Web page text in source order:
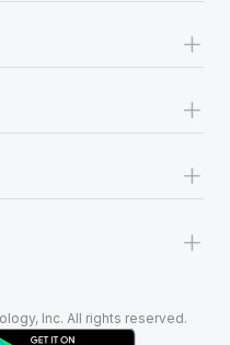
+
+
+
+
Inc. All rights reserved.